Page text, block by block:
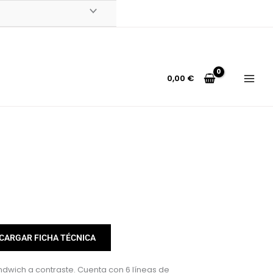
0,00 €
FICHA TÉCNICA
a contraste. Cuenta con 6 líneas de